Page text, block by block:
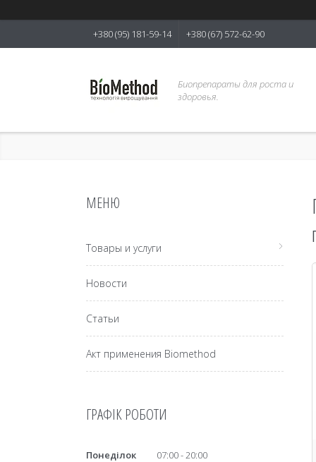
+380 (95) 181-59-14 +380 (67) 572-62-90
Биопрепараты для роста и
здоровья.
Товары и услуги
Новости
Статьи
Акт применения Biomethod
ГРАФІК РОБОТИ
Понеділок 07:00 20:00